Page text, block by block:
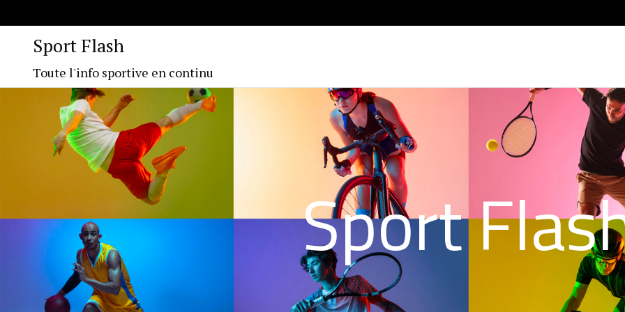
Sport Flash
Toute l'info sportive en continu
Sport